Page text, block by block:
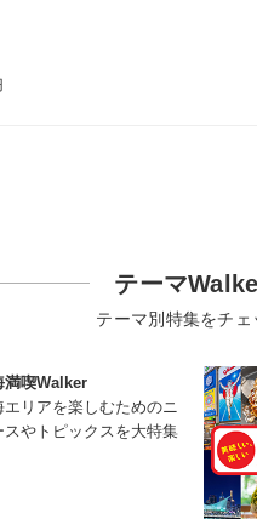
テーマ
テーマ別特集をチェ
満喫Walker
エリアを楽しむためのニ
スやトピックスを大特集